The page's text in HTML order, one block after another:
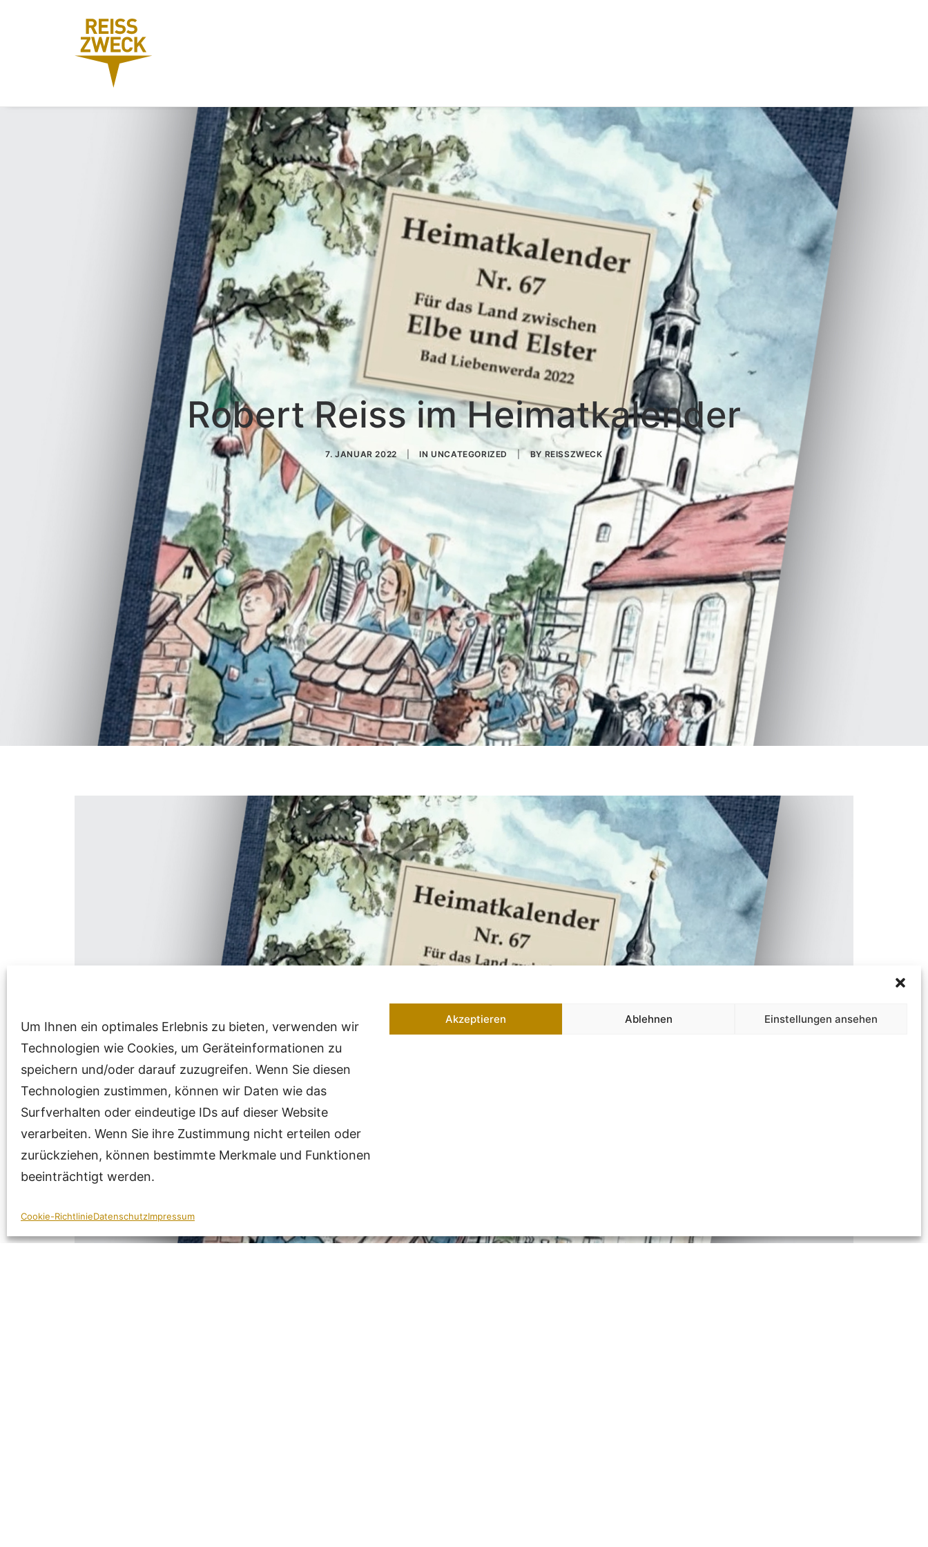
Um Ihnen ein optimales Erlebnis zu bieten, verwenden wir
Technologien wie Cookies, um Geräteinformationen zu
speichern und/oder darauf zuzugreifen. Wenn Sie diesen
Technologien zustimmen, können wir Daten wie das
Surfverhalten oder eindeutige IDs auf dieser Website
verarbeiten. Wenn Sie ihre Zustimmung nicht erteilen oder
zurückziehen, können bestimmte Merkmale und Funktionen
beeinträchtigt werden.
Akzeptieren Ablehnen Einstellungen ansehen
Cookie-RichtlinieDatenschutzImpressum
Robert Reiss im Heimatkalender
7. JANUAR 2022 INUNCATEGORIZED | BY REISSZWECK